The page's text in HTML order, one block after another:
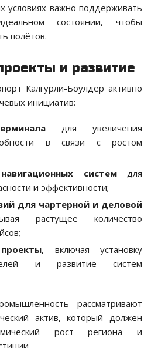
условиях важно поддерживать
состоянии, чтобы
полётов.
и развитие
Калгурли-Боулдер активно
инициатив:
для увеличения
в связи с ростом
системдля
и эффективности;
для чартерной и деловой
растущее количество
, включая установку
и развитие систем
рассматривают
актив, который должен
рост региона и